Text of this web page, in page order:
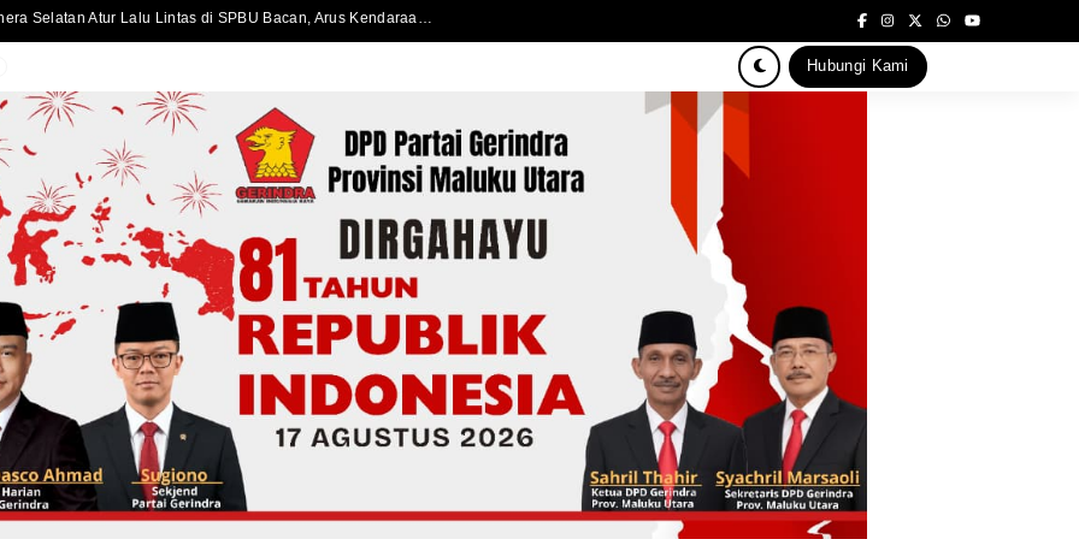
Disdukcapil Kota Ternate Raih Sertifikat SNI ISO/IEC 27001:2022, Perkuat Keamanan Informasi
Hubungi Kami